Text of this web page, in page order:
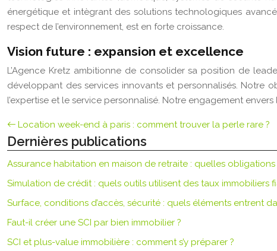
énergétique et intègrant des solutions technologiques
respect de l’environnement, est en forte croissance.
Vision future : expansion et excellence
L’Agence Kretz ambitionne de consolider sa position de
développant des services innovants et personnalisés. Notre
l’expertise et le service personnalisé. Notre engagement
Location week-end à paris : comment trouver la perle rare ?
Dernières publications
Assurance habitation en maison de retraite : quelles obligations
Simulation de crédit : quels outils utilisent des taux immobiliers
Surface, conditions d’accès, sécurité : quels éléments entrent
Faut-il créer une SCI par bien immobilier ?
SCI et plus-value immobilière : comment s’y préparer ?